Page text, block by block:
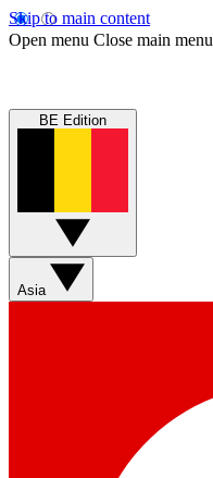
Skip to main content
Open menu Close main menu
BE Edition
Asia